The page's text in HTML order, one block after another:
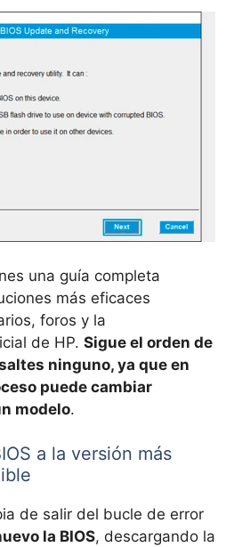
una guía completa
más eficaces
foros y la
de HP. Sigue el orden de
ninguno, ya que en
puede cambiar
modelo.
a la versión más
de salir del bucle de error
la BIOS, descargando la